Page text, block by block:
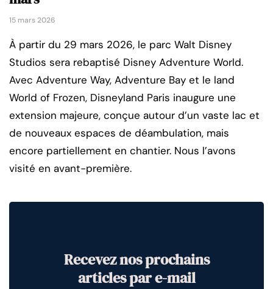
15 mars 2026
À partir du 29 mars 2026, le parc Walt Disney
Studios sera rebaptisé Disney Adventure World.
Avec Adventure Way, Adventure Bay et le land
World of Frozen, Disneyland Paris inaugure une
extension majeure, conçue autour d’un vaste lac et
de nouveaux espaces de déambulation, mais
encore partiellement en chantier. Nous l’avons
visité en avant-première.
Recevez nos prochains
articles par e-mail